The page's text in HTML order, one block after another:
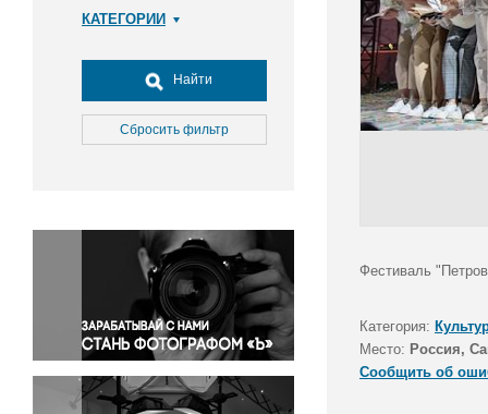
КАТЕГОРИИ
Досуг, туризм и отдых
Культура
Медицина
Окружающая среда
Политика
Правосудие
Происшествия и конфликты
Религия
Светская жизнь
Спорт
Найти
Сбросить фильтр
Фестиваль
Категория:
Место: Россия,
Сообщить об